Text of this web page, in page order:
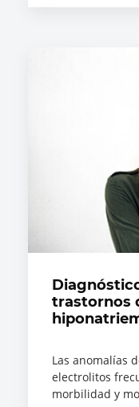
trastornos
Las anomalías
electrolitos
morbilidad y